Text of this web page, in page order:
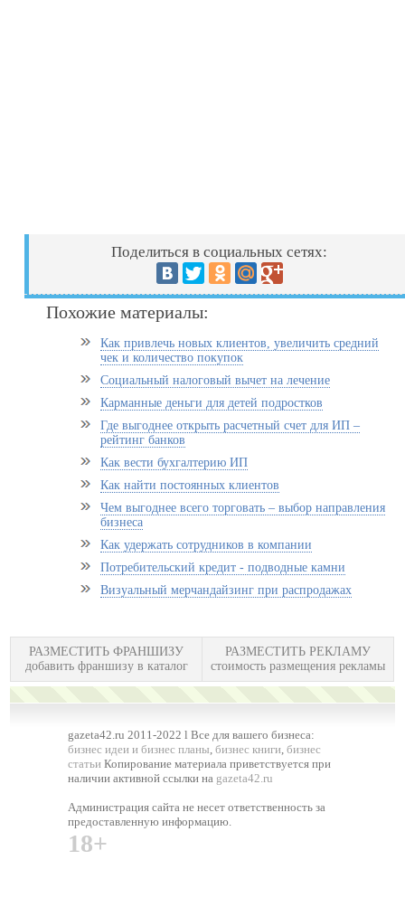
Поделиться в социальных сетях:
Похожие материалы:
Как привлечь новых клиентов, увеличить средний
чек и количество покупок
Социальный налоговый вычет на лечение
Карманные деньги для детей подростков
Где выгоднее открыть расчетный счет для ИП –
рейтинг банков
Как вести бухгалтерию ИП
Как найти постоянных клиентов
Чем выгоднее всего торговать – выбор направления
бизнеса
Как удержать сотрудников в компании
Потребительский кредит - подводные камни
Визуальный мерчандайзинг при распродажах
РАЗМЕСТИТЬ ФРАНШИЗУ
добавить франшизу в каталог
РАЗМЕСТИТЬ РЕКЛАМУ
стоимость размещения рекламы
gazeta42.ru 2011-2022 l Все для вашего бизнеса:
бизнес идеи и бизнес планы,бизнес книги,бизнес
статьи Копирование материала приветствуется при
наличии активной ссылки на gazeta42.ru
Администрация сайта не несет ответственность за
предоставленную информацию.
18+